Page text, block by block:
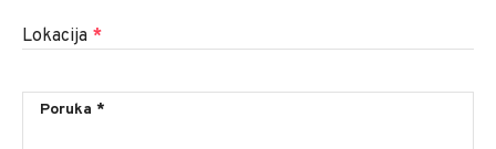
Lokacija *